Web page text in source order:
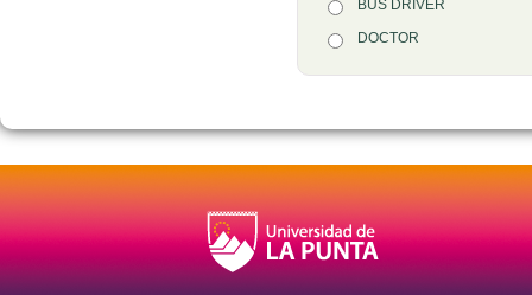
Opción 2BUS DRIVER
Opción 3DOCTOR